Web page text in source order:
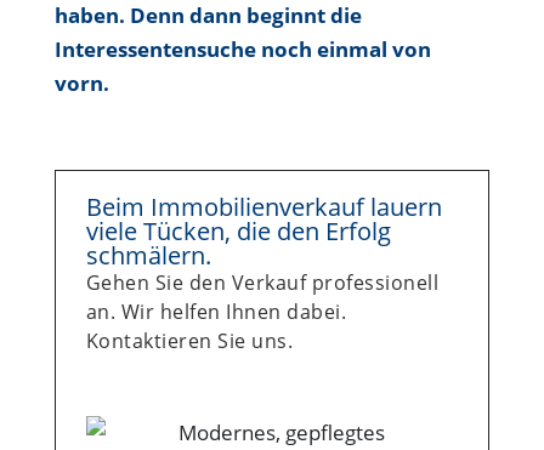
haben. Denn dann beginnt die
Interessentensuche noch einmal von
vorn.
Beim Immobilienverkauf lauern
viele Tücken, die den Erfolg
schmälern.
Gehen Sie den Verkauf professionell
an. Wir helfen Ihnen dabei.
Kontaktieren Sie uns.